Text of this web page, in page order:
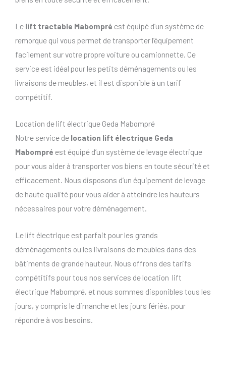
Le lift tractable Mabompré est équipé d’un système de
remorque qui vous permet de transporter l’équipement
facilement sur votre propre voiture ou camionnette. Ce
service est idéal pour les petits déménagements ou les
livraisons de meubles, et il est disponible à un tarif
compétitif.
Location de lift électrique Geda Mabompré
Notre service de location lift électrique Geda
Mabompré est équipé d’un système de levage électrique
pour vous aider à transporter vos biens en toute sécurité et
efficacement. Nous disposons d’un équipement de levage
de haute qualité pour vous aider à atteindre les hauteurs
nécessaires pour votre déménagement.
Le lift électrique est parfait pour les grands
déménagements ou les livraisons de meubles dans des
bâtiments de grande hauteur. Nous offrons des tarifs
compétitifs pour tous nos services de location lift
électrique Mabompré, et nous sommes disponibles tous les
jours, y compris le dimanche et les jours fériés, pour
répondre à vos besoins.